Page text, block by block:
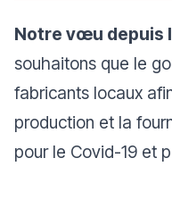
Notre vœu depuis
souhaitons que le
fabricants locaux
production et la
pour le Covid-19 et